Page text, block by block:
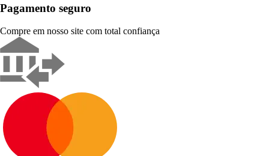
Pagamento seguro
Compre em nosso site com total confiança